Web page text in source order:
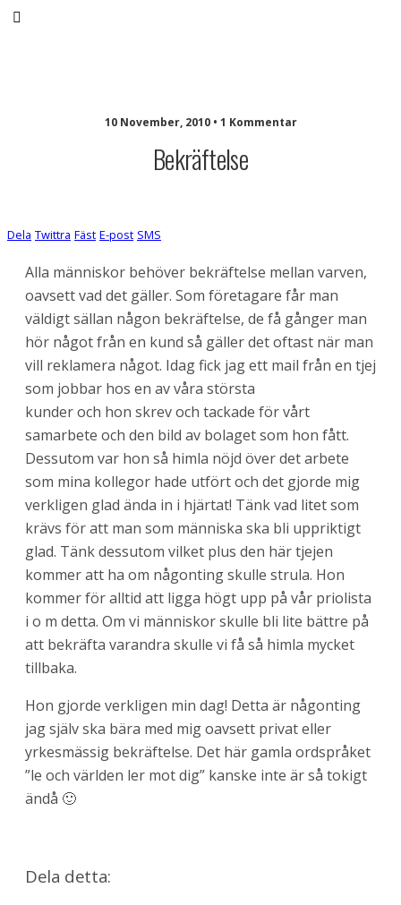
10 November, 2010 • 1 Kommentar
Bekräftelse
Dela Twittra Fäst E-post SMS
Alla människor behöver bekräftelse mellan varven,
oavsett vad det gäller. Som företagare får man
väldigt sällan någon bekräftelse, de få gånger man
hör något från en kund så gäller det oftast när man
vill reklamera något. Idag fick jag ett mail från en tjej
som jobbar hos en av våra största
kunder och hon skrev och tackade för vårt
samarbete och den bild av bolaget som hon fått.
Dessutom var hon så himla nöjd över det arbete
som mina kollegor hade utfört och det gjorde mig
verkligen glad ända in i hjärtat! Tänk vad litet som
krävs för att man som människa ska bli uppriktigt
glad. Tänk dessutom vilket plus den här tjejen
kommer att ha om någonting skulle strula. Hon
kommer för alltid att ligga högt upp på vår priolista
i o m detta. Om vi människor skulle bli lite bättre på
att bekräfta varandra skulle vi få så himla mycket
tillbaka.
Hon gjorde verkligen min dag! Detta är någonting
jag själv ska bära med mig oavsett privat eller
yrkesmässig bekräftelse. Det här gamla ordspråket
”le och världen ler mot dig” kanske inte är så tokigt
ändå 🙂
Dela detta: